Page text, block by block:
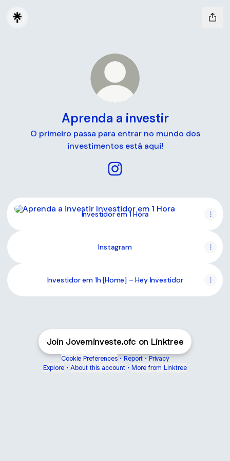
Aprenda a investir
O primeiro passa para entrar no mundo dos
investimentos está aqui!
Investidor em 1 Hora
Investidor em 1 Hora
Instagram
Investidor em 1h [Home] – Hey Investidor
Join Joveminveste.ofc on Linktree
Cookie Preferences • Report • Privacy
Explore • About this account • More from Linktree